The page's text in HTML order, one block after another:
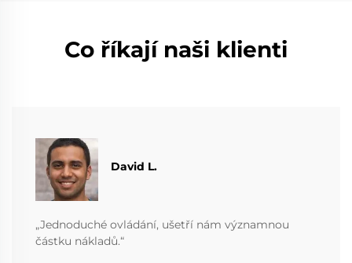
Co říkají naši klienti
David L.
„Jednoduché ovládání, ušetří nám významnou
částku nákladů.“